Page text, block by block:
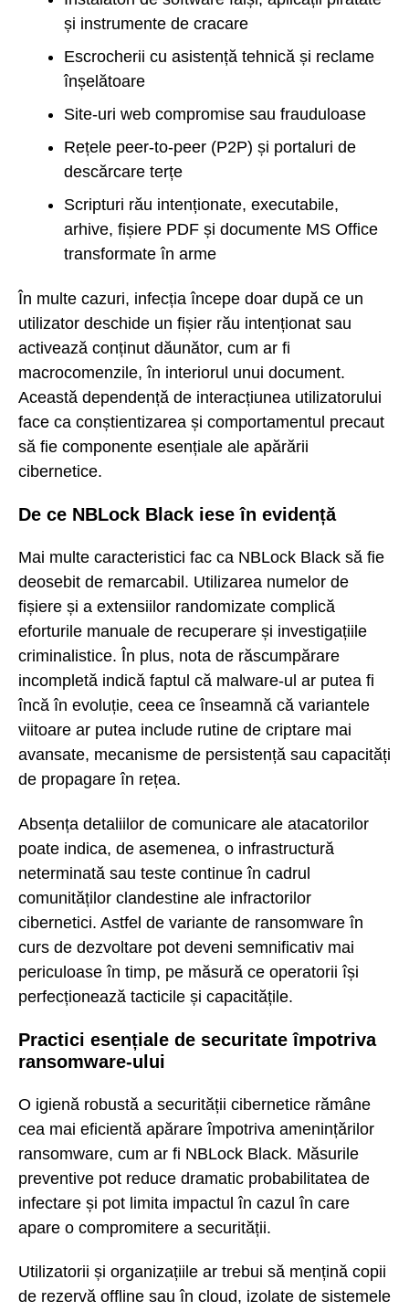
și instrumente de cracare
Escrocherii cu asistență tehnică și reclame
înșelătoare
Site-uri web compromise sau frauduloase
Rețele peer-to-peer (P2P) și portaluri de
descărcare terțe
Scripturi rău intenționate, executabile,
arhive, fișiere PDF și documente MS Office
transformate în arme
În multe cazuri, infecția începe doar după ce un
utilizator deschide un fișier rău intenționat sau
activează conținut dăunător, cum ar fi
macrocomenzile, în interiorul unui document.
Această dependență de interacțiunea utilizatorului
face ca conștientizarea și comportamentul precaut
să fie componente esențiale ale apărării
cibernetice.
De ce NBLock Black iese în evidență
Mai multe caracteristici fac ca NBLock Black să fie
deosebit de remarcabil. Utilizarea numelor de
fișiere și a extensiilor randomizate complică
eforturile manuale de recuperare și investigațiile
criminalistice. În plus, nota de răscumpărare
incompletă indică faptul că malware-ul ar putea fi
încă în evoluție, ceea ce înseamnă că variantele
viitoare ar putea include rutine de criptare mai
avansate, mecanisme de persistență sau capacități
de propagare în rețea.
Absența detaliilor de comunicare ale atacatorilor
poate indica, de asemenea, o infrastructură
neterminată sau teste continue în cadrul
comunităților clandestine ale infractorilor
cibernetici. Astfel de variante de ransomware în
curs de dezvoltare pot deveni semnificativ mai
periculoase în timp, pe măsură ce operatorii își
perfecționează tacticile și capacitățile.
Practici esențiale de securitate împotriva
ransomware-ului
O igienă robustă a securității cibernetice rămâne
cea mai eficientă apărare împotriva amenințărilor
ransomware, cum ar fi NBLock Black. Măsurile
preventive pot reduce dramatic probabilitatea de
infectare și pot limita impactul în cazul în care
apare o compromitere a securității.
Utilizatorii și organizațiile ar trebui să mențină copii
de rezervă offline sau în cloud, izolate de sistemele